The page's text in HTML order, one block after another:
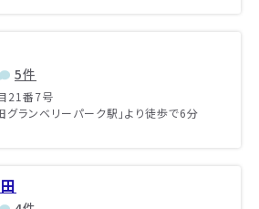
5件
21番7号
ランベリーパーク駅」より徒歩で6分